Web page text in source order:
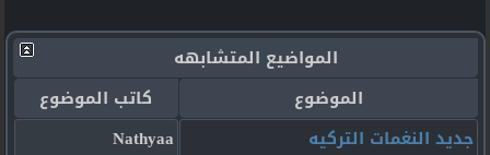
المواضيع المتشابهه
الموضوع
كاتب الموضوع
جديد النغمات التركيه
Nathyaa